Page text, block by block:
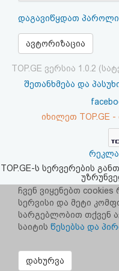
HTML
კოდი
შეთანხმება
პასუხისმგებლობის
უარყოფა
დაგავიწყდათ
ავტორიზაცია
TOP.GE ვერსია 1.0.2
შეთანხმება და
იხილეთ TOP.GE
TOP.GE-ს სერვერების
ჩვენ ვიყენებთ
სერვისი და მეტი
სარგებლობით თქვენ
საიტის წესებსა და
დახურვა